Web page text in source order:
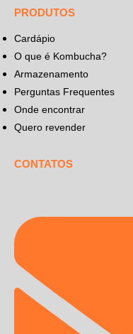
PRODUTOS
Cardápio
O que é Kombucha?
Armazenamento
Perguntas Frequentes
Onde encontrar
Quero revender
CONTATOS